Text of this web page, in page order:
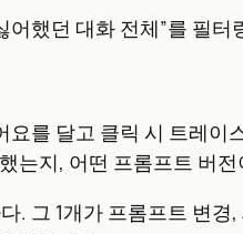
어했던 대화 전체”를 필터
를 달고 클릭 시 트레
는지, 어떤 프롬프트 버
. 그 1개가 프롬프트 변